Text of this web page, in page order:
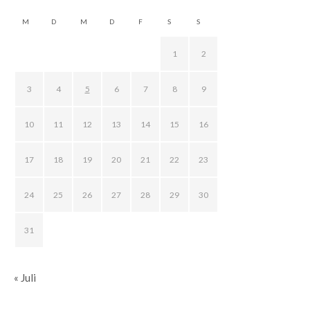
M D M D F S S
1 2
3 4 5 6 7 8 9
10 11 12 13 14 15 16
17 18 19 20 21 22 23
24 25 26 27 28 29 30
31
« Juli